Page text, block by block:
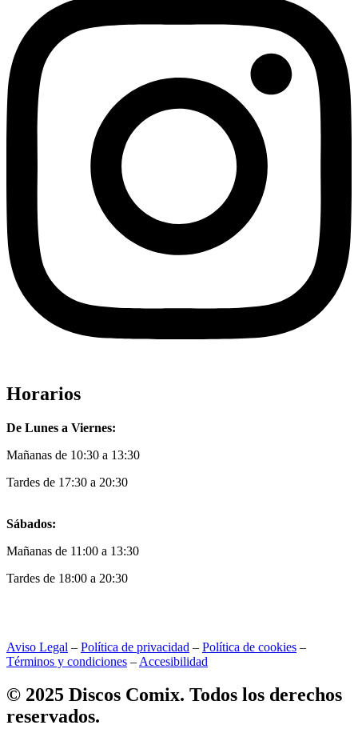
Horarios
De Lunes a Viernes:
Mañanas de 10:30 a 13:30
Tardes de 17:30 a 20:30
Sábados:
Mañanas de 11:00 a 13:30
Tardes de 18:00 a 20:30
Aviso Legal – Política de privacidad – Política de cookies –
Términos y condiciones – Accesibilidad
© 2025 Discos Comix. Todos los derechos
reservados.